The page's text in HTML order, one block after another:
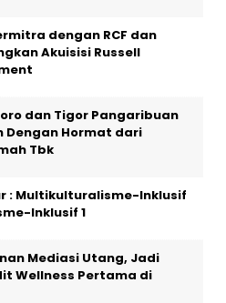
dengan RCF dan
Akuisisi Russell
dan Tigor Pangaribuan
Dengan Hormat dari
Tbk
: Multikulturalisme-Inklusif
Inklusif 1
Mediasi Utang, Jadi
Wellness Pertama di